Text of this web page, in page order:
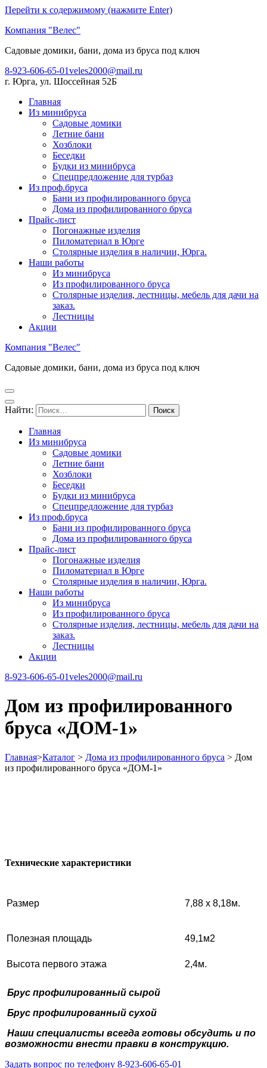
Перейти к содержимому (нажмите Enter)
Компания "Велес"
Садовые домики, бани, дома из бруса под ключ
8-923-606-65-01veles2000@mail.ru
г. Юрга, ул. Шоссейная 52Б
Главная
Из минибруса
Садовые домики
Летние бани
Хозблоки
Беседки
Будки из минибруса
Спецпредложение для турбаз
Из проф.бруса
Бани из профилированного бруса
Дома из профилированного бруса
Прайс-лист
Погонажные изделия
Пиломатериал в Юрге
Столярные изделия в наличии, Юрга.
Наши работы
Из минибруса
Из профилированного бруса
Столярные изделия, лестницы, мебель для дачи на
заказ.
Лестницы
Акции
Компания "Велес"
Садовые домики, бани, дома из бруса под ключ
Найти:
Главная
Из минибруса
Садовые домики
Летние бани
Хозблоки
Беседки
Будки из минибруса
Спецпредложение для турбаз
Из проф.бруса
Бани из профилированного бруса
Дома из профилированного бруса
Прайс-лист
Погонажные изделия
Пиломатериал в Юрге
Столярные изделия в наличии, Юрга.
Наши работы
Из минибруса
Из профилированного бруса
Столярные изделия, лестницы, мебель для дачи на
заказ.
Лестницы
Акции
8-923-606-65-01veles2000@mail.ru
Дом из профилированного
бруса «ДОМ-1»
Главная>Каталог > Дома из профилированного бруса > Дом
из профилированного бруса «ДОМ-1»
Технические характеристики
Размер 7,88 х 8,18м.
Полезная площадь 49,1м2
Высота первого этажа 2,4м.
Брус профилированный сырой
Брус профилированный сухой
Наши специалисты всегда готовы обсудить и по
возможности внести правки в конструкцию.
Задать вопрос по телефону 8-923-606-65-01